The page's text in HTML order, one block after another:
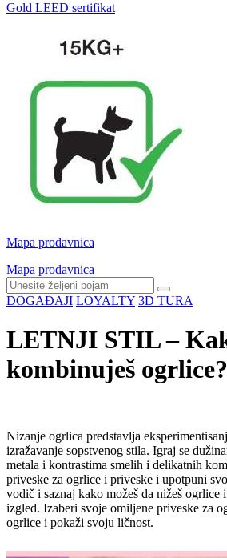
Gold LEED sertifikat
Mapa prodavnica
Mapa prodavnica
DOGAĐAJI LOYALTY 3D TURA
LETNJI STIL –
kombinuješ ogrlice?
Nizanje ogrlica predstavlja
izražavanje sopstvenog stila. Igraj se
metala i kontrastima smelih i delikatnih
priveske za ogrlice i priveske i upotpuni
vodič i saznaj kako možeš da nižeš ogrlice
izgled. Izaberi svoje omiljene priveske za
ogrlice i pokaži svoju ličnost.